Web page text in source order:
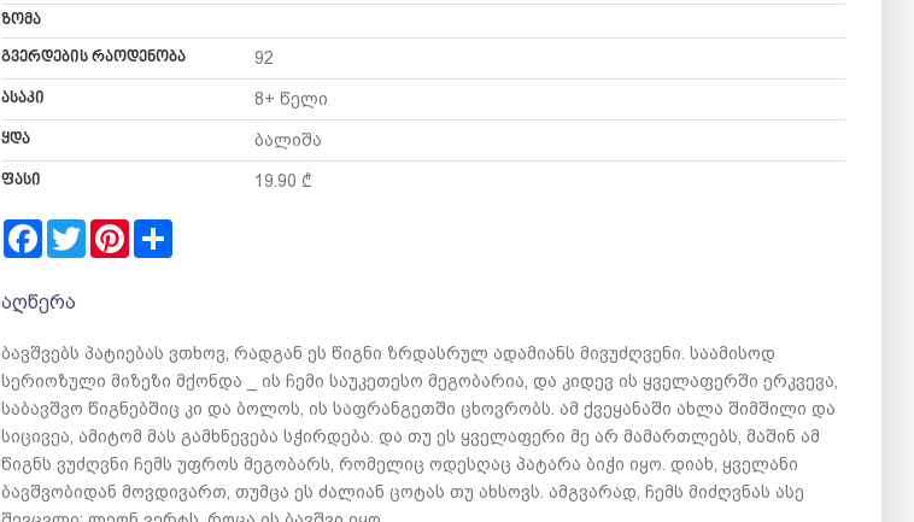
ზომა
გვერდების რაოდენობა
92
ასაკი 8+ წელი
ყდა ბალიშა
ფასი 19.90 ₾
Facebook
TwitterPinterest
აღწერა
ბავშვებს პატიებას ვთხოვ, რადგან ეს წიგნი ზრდასრულ ადამიანს მივუძღვენი. საამისოდ
სერიოზული მიზეზი მქონდა _ ის ჩემი საუკეთესო მეგობარია, და კიდევ ის ყველაფერში ერკვევა,
საბავშვო წიგნებშიც კი და ბოლოს, ის საფრანგეთში ცხოვრობს. ამ ქვეყანაში ახლა შიმშილი და
სიცივეა, ამიტომ მას გამხნევება სჭირდება. და თუ ეს ყველაფერი მე არ მამართლებს, მაშინ ამ
წიგნს ვუძღვნი ჩემს უფროს მეგობარს, რომელიც ოდესღაც პატარა ბიჭი იყო. დიახ, ყველანი
ბავშვობიდან მოვდივართ, თუმცა ეს ძალიან ცოტას თუ ახსოვს. ამგვარად, ჩემს მიძღვნას ასე